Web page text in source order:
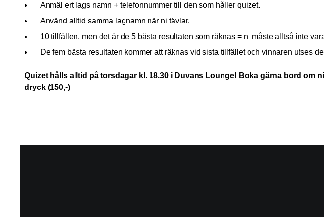
Anmäl ert lags namn + telefonnummer till den som håller quizet.
Använd alltid samma lagnamn när ni tävlar.
10 tillfällen, men det är de 5 bästa resultaten som räknas = ni måste alltså inte
De fem bästa resultaten kommer att räknas vid sista tillfället och vinnaren utses
Quizet hålls alltid på torsdagar kl. 18.30 i Duvans Lounge! Boka gärna bord om
dryck (150,-)